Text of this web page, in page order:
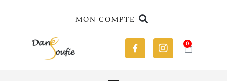
MON COMPTE
0